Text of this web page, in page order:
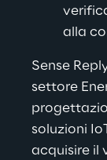
alla
Sense
settore
soluzioni
acquisire il